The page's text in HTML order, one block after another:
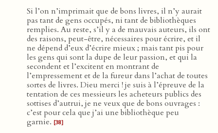
Si l’on n’imprimait que de bons livres, il n’y aurait
pas tant de gens occupés, ni tant de bibliothèques
remplies. Au reste, s’il y a de mauvais auteurs, ils ont
des raisons, peut-être, nécessaires pour écrire, et il
ne dépend d’eux d’écrire mieux ; mais tant pis pour
les gens qui sont la dupe de leur passion, et qui la
secondent et l’excitent en montrant de
l’empressement et de la fureur dans l’achat de toutes
sortes de livres. Dieu merci ! je suis à l’épreuve de la
tentation de ces messieurs les acheteurs publics des
sottises d’autrui, je ne veux que de bons ouvrages :
c’est pour cela que j’ai une bibliothèque peu
garnie. [38]